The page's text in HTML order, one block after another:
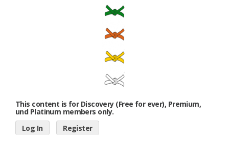
This content is for Discovery (Free for ever), Premium,
und Platinum members only.
Log In
Register